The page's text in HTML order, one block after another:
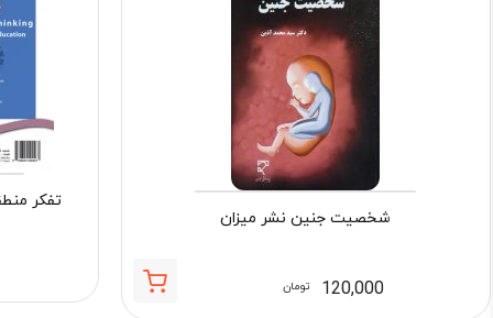
شخصیت جنین نشر میزان
120,000 تومان
تفکر